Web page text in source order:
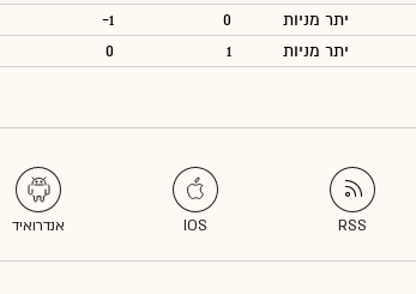
יתר מניות 0
-1
יתר מניות 1
0